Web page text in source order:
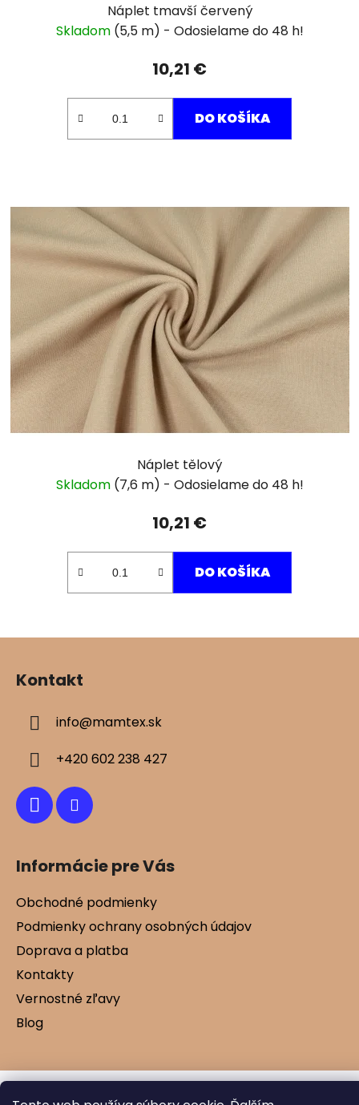
Náplet tmavší červený
Skladom (5,5 m)
10,21 €
DO KOŠÍKA
Náplet tělový
Skladom (7,6 m)
10,21 €
DO KOŠÍKA
Z
Kontakt
info@mamtex.sk
+420 602 238 427
Informácie pre Vás
Obchodné podmienky
Podmienky ochrany osobných údajov
Doprava a platba
Kontakty
Vernostné zľavy
Blog